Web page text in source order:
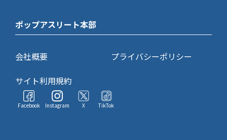
ポップアスリート本部
会社概要
プライバシーポリシー
サイト利用規約
Facebook Instagram X TikTok